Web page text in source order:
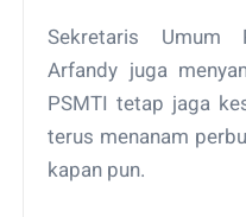
Sekretaris Umum
Arfandy juga
PSMTI tetap jaga
terus menanam
kapan pun.